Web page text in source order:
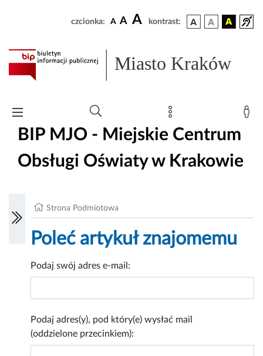
czcionka: A A A kontrast:
Miasto Kraków
BIP MJO - Miejskie Centrum
Obsługi Oświaty w Krakowie
Strona Podmiotowa
Poleć artykuł znajomemu
Podaj swój adres e-mail:
Podaj adres(y), pod który(e) wysłać mail
(oddzielone przecinkiem):